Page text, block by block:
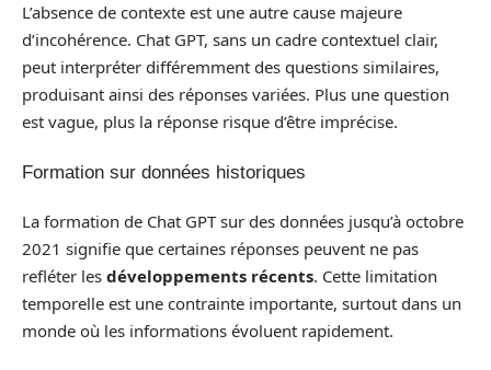
L’absence de contexte est une autre cause majeure
d’incohérence. Chat GPT, sans un cadre contextuel clair,
peut interpréter différemment des questions similaires,
produisant ainsi des réponses variées. Plus une question
est vague, plus la réponse risque d’être imprécise.
Formation sur données historiques
La formation de Chat GPT sur des données jusqu’à octobre
2021 signifie que certaines réponses peuvent ne pas
refléter les développements récents. Cette limitation
temporelle est une contrainte importante, surtout dans un
monde où les informations évoluent rapidement.